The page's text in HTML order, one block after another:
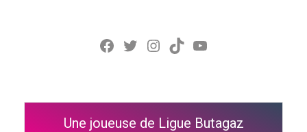
Facebook
Twitter
Instagram
TikTokYouTube
Une joueuse de Ligue Butagaz